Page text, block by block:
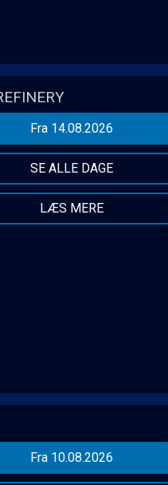
Fra 14.08.2026
SE ALLE DAGE
LÆS MERE
Fra 10.08.2026